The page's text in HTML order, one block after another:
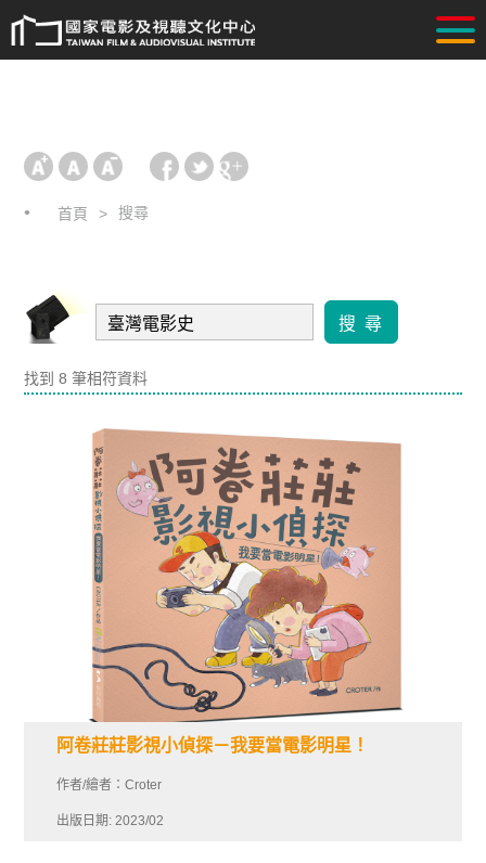
首頁 搜尋
搜 尋
找到 8 筆相符資料
阿卷莊莊影視小偵探－我要當電影明星！
作者/繪者：Croter
出版日期: 2023/02